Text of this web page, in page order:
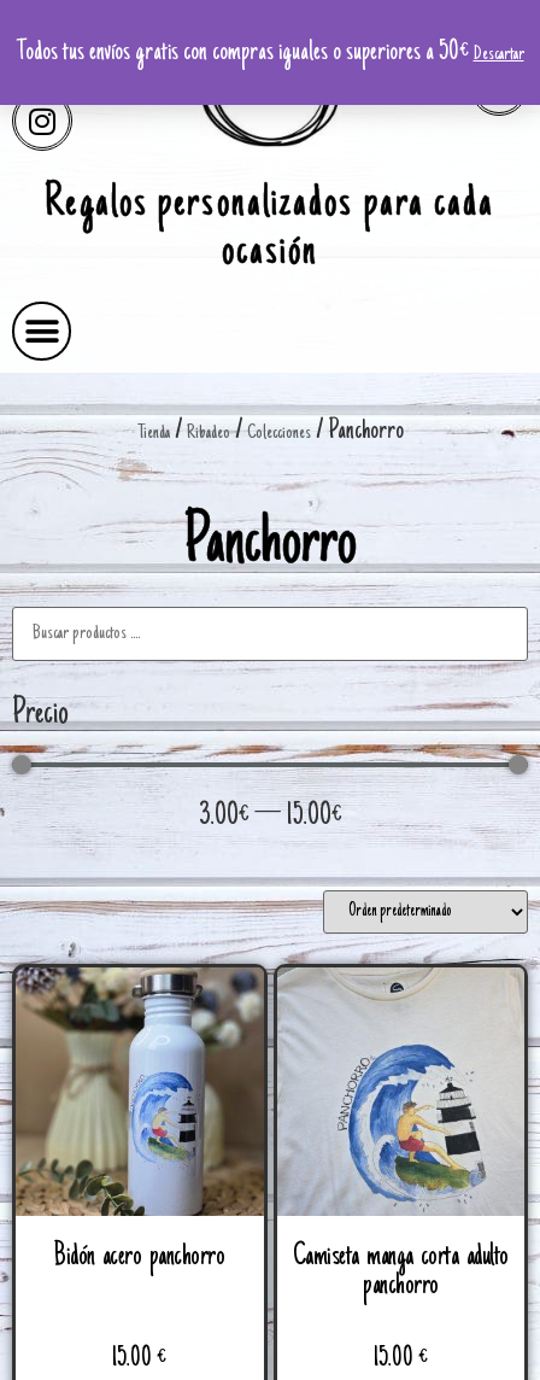
Regalos personalizados para cada
ocasión
Tienda/Ribadeo/Colecciones/ Panchorro
Panchorro
Precio
3.00€— 15.00€
Bidón acero panchorro
15.00€
Camiseta manga corta adulto
panchorro
15.00 €
Todos tus envíos gratis con compras iguales o superiores a 50€Descartar